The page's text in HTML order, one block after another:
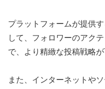
プラットフォームが提供
して、フォロワーのアク
で、より精緻な投稿戦略が
また、インターネットや